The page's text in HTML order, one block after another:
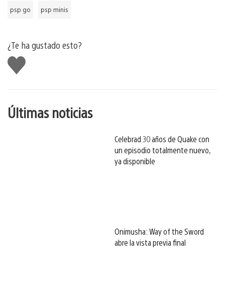
psp go psp minis
¿Te ha gustado esto?
Me
gusta
Últimas noticias
Celebrad 30 años de Quake con
un episodio totalmente nuevo,
ya disponible
Onimusha: Way of the Sword
abre la vista previa final